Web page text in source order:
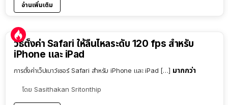
อ่านเพิ่มเติม
วิธีตั้งค่า Safari ให้ลื่นไหลระดับ 120 fps สำหรับ
iPhone และ iPad
การตั้งค่าเว็ปเบาว์เซอร์ Safari สำหรับ iPhone และ iPad […] มากกว่า
โดย Sasithakan Sritonthip